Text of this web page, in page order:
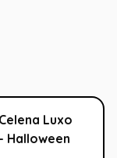
Luxo
Halloween